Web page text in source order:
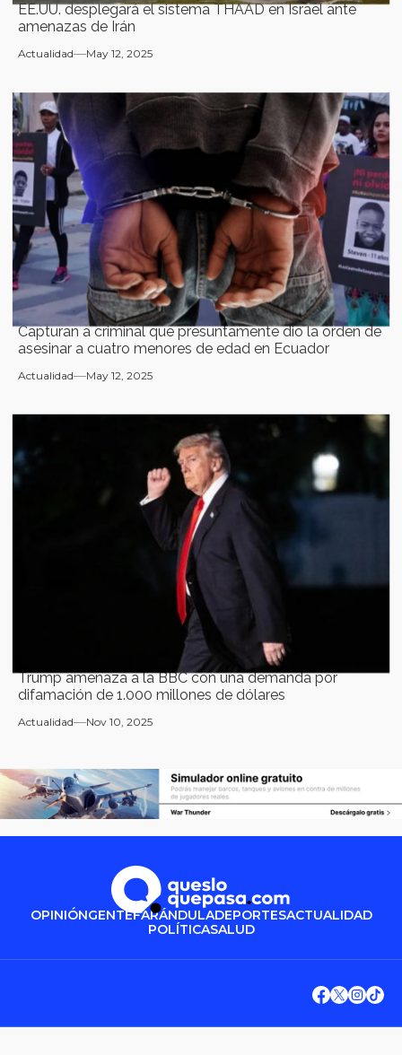
EE.UU. desplegará el sistema THAAD en Israel ante
amenazas de Irán
Actualidad May 12, 2025
Capturan a criminal que presuntamente dio la orden de
asesinar a cuatro menores de edad en Ecuador
Actualidad May 12, 2025
Trump amenaza a la BBC con una demanda por
difamación de 1.000 millones de dólares
Actualidad Nov 10, 2025
OPINIÓNGENTEFARÁNDULADEPORTESACTUALIDAD
POLÍTICASALUD